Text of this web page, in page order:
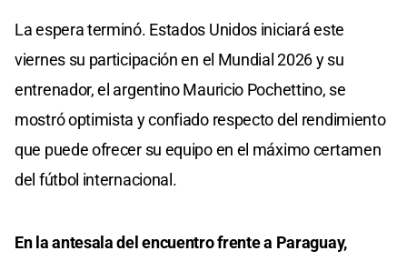
La espera terminó. Estados Unidos iniciará este
viernes su participación en el Mundial 2026 y su
entrenador, el argentino Mauricio Pochettino, se
mostró optimista y confiado respecto del rendimiento
que puede ofrecer su equipo en el máximo certamen
del fútbol internacional.
En la antesala del encuentro frente a Paraguay,